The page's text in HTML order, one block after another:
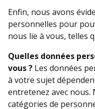
Enfin, nous avons
personnelles pour
nous lie à vous, telles
Quelles données
vous ? Les données
à votre sujet
entretenez avec nous.
catégories de